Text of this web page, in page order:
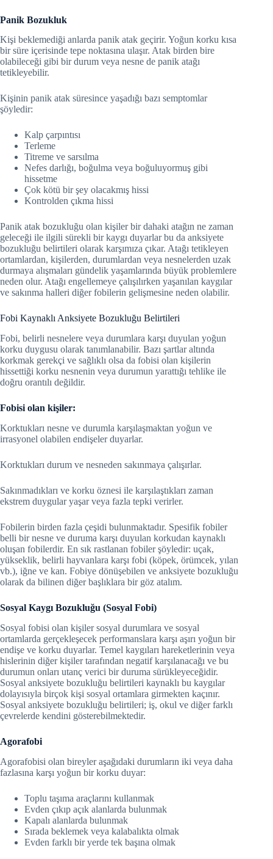
Panik Bozukluk
Kişi beklemediği anlarda panik atak geçirir. Yoğun korku kısa
bir süre içerisinde tepe noktasına ulaşır. Atak birden bire
olabileceği gibi bir durum veya nesne de panik atağı
tetikleyebilir.
Kişinin panik atak süresince yaşadığı bazı semptomlar
şöyledir:
Kalp çarpıntısı
Terleme
Titreme ve sarsılma
Nefes darlığı, boğulma veya boğuluyormuş gibi
hissetme
Çok kötü bir şey olacakmış hissi
Kontrolden çıkma hissi
Panik atak bozukluğu olan kişiler bir dahaki atağın ne zaman
geleceği ile ilgili sürekli bir kaygı duyarlar bu da anksiyete
bozukluğu belirtileri olarak karşımıza çıkar. Atağı tetikleyen
ortamlardan, kişilerden, durumlardan veya nesnelerden uzak
durmaya alışmaları gündelik yaşamlarında büyük problemlere
neden olur. Atağı engellemeye çalışılırken yaşanılan kaygılar
ve sakınma halleri diğer fobilerin gelişmesine neden olabilir.
Fobi Kaynaklı Anksiyete Bozukluğu Belirtileri
Fobi, belirli nesnelere veya durumlara karşı duyulan yoğun
korku duygusu olarak tanımlanabilir. Bazı şartlar altında
korkmak gerekçi ve sağlıklı olsa da fobisi olan kişilerin
hissettiği korku nesnenin veya durumun yarattığı tehlike ile
doğru orantılı değildir.
Fobisi olan kişiler:
Korktukları nesne ve durumla karşılaşmaktan yoğun ve
irrasyonel olabilen endişeler duyarlar.
Korktukları durum ve nesneden sakınmaya çalışırlar.
Sakınmadıkları ve korku öznesi ile karşılaştıkları zaman
ekstrem duygular yaşar veya fazla tepki verirler.
Fobilerin birden fazla çeşidi bulunmaktadır. Spesifik fobiler
belli bir nesne ve duruma karşı duyulan korkudan kaynaklı
oluşan fobilerdir. En sık rastlanan fobiler şöyledir: uçak,
yükseklik, belirli hayvanlara karşı fobi (köpek, örümcek, yılan
vb.), iğne ve kan. Fobiye dönüşebilen ve anksiyete bozukluğu
olarak da bilinen diğer başlıklara bir göz atalım.
Sosyal Kaygı Bozukluğu (Sosyal Fobi)
Sosyal fobisi olan kişiler sosyal durumlara ve sosyal
ortamlarda gerçekleşecek performanslara karşı aşırı yoğun bir
endişe ve korku duyarlar. Temel kaygıları hareketlerinin veya
hislerinin diğer kişiler tarafından negatif karşılanacağı ve bu
durumun onları utanç verici bir duruma sürükleyeceğidir.
Sosyal anksiyete bozukluğu belirtileri kaynaklı bu kaygılar
dolayısıyla birçok kişi sosyal ortamlara girmekten kaçınır.
Sosyal anksiyete bozukluğu belirtileri; iş, okul ve diğer farklı
çevrelerde kendini gösterebilmektedir.
Agorafobi
Agorafobisi olan bireyler aşağıdaki durumların iki veya daha
fazlasına karşı yoğun bir korku duyar:
Toplu taşıma araçlarını kullanmak
Evden çıkıp açık alanlarda bulunmak
Kapalı alanlarda bulunmak
Sırada beklemek veya kalabalıkta olmak
Evden farklı bir yerde tek başına olmak